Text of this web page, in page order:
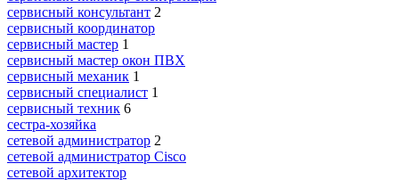
сервисный консультант 2
сервисный координатор
сервисный мастер 1
сервисный мастер окон ПВХ
сервисный механик 1
сервисный специалист 1
сервисный техник 6
сестра-хозяйка
сетевой администратор 2
сетевой администратор Cisco
сетевой архитектор